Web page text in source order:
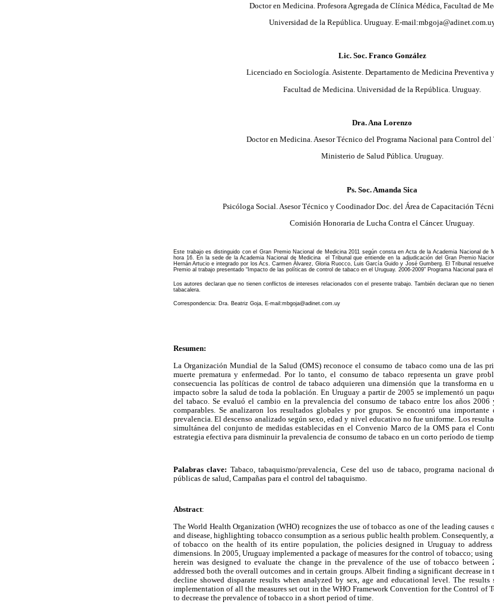
Doctor en Medicina. Profesora Agregada de Clínica Médica, Facultad de
Universidad de la República. Uruguay. E-
Lic. Soc. Franco González
Licenciado en Sociología. Asistente. Departamento de Medicina Preventiva
Facultad de Medicina. Universidad de la República. Uruguay.
Dra. Ana Lorenzo
Doctor en Medicina. Asesor Técnico del Programa Nacional para Control del
Ministerio de Salud Pública. Uruguay.
Ps. Soc. Amanda Sica
Psicóloga Social. Asesor Técnico y Coodinador Doc. del Área de Capacitación
Comisión Honoraria de Lucha Contra el Cáncer. Uruguay.
Este trabajo es distinguido con el Gran Premio Nacional de Medicina 2011 según consta en Acta de la Academia Nacional de
hora 16. En la sede de la Academia Nacional de Medicina el Tribunal que entiende en la adjudicación del Gran Premio
Hernán Artucio e integrado por los Acs. Carmen Álvarez, Gloria Ruocco, Luis García Guido y José Gumberg. El Tribunal
Premio al trabajo presentado “Impacto de las políticas de control de tabaco en el Uruguay. 2006-2009” Programa Nacional para
Los autores declaran que no tienen conflictos de intereses relacionados con el presente trabajo. También declaran que no
tabacalera.
Correspondencia: Dra. Beatriz Goja, E-mail:mbgoja@adinet.com.uy
Resumen:
La Organización Mundial de la Salud (OMS) reconoce el consumo de tabaco como una de las
muerte prematura y enfermedad. Por lo tanto, el consumo de tabaco representa un grave
consecuencia las políticas de control de tabaco adquieren una dimensión que la transforma en
impacto sobre la salud de toda la población. En Uruguay a partir de 2005 se implementó un
del tabaco. Se evaluó el cambio en la prevalencia del consumo de tabaco entre los años 2006
comparables. Se analizaron los resultados globales y por grupos. Se encontró una
prevalencia. El descenso analizado según sexo, edad y nivel educativo no fue uniforme. Los
simultánea del conjunto de medidas establecidas en el Convenio Marco de la OMS para el
estrategia efectiva para disminuir la prevalencia de consumo de tabaco en un corto período de
Palabras clave: Tabaco, tabaquismo/prevalencia, Cese del uso de tabaco, programa nacional
públicas de salud, Campañas para el control del tabaquismo.
Abstract:
The World Health Organization (WHO) recognizes the use of tobacco as one of the leading causes
and disease, highlighting tobacco consumption as a serious public health problem. Consequently,
of tobacco on the health of its entire population, the policies designed in Uruguayto
dimensions. In 2005,Uruguay implemented a package of measures for the control of tobacco;
herein was designed to evaluate the change in the prevalence of the use of tobacco between
addressed both the overall outcomes and in certain groups. Albeit finding a significant decrease in
decline showed disparate results when analyzed by sex, age and educational level. The results
implementation of all the measures set out in the WHO Framework Convention for the Control of
to decrease the prevalence of tobacco in a short period of time.